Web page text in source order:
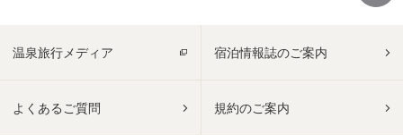
温泉旅行メディア 宿泊情報誌のご案内
よくあるご質問 規約のご案内